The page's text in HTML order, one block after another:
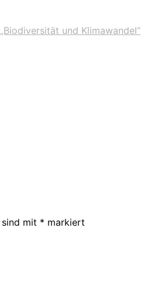
und Klimawandel“
mit * markiert